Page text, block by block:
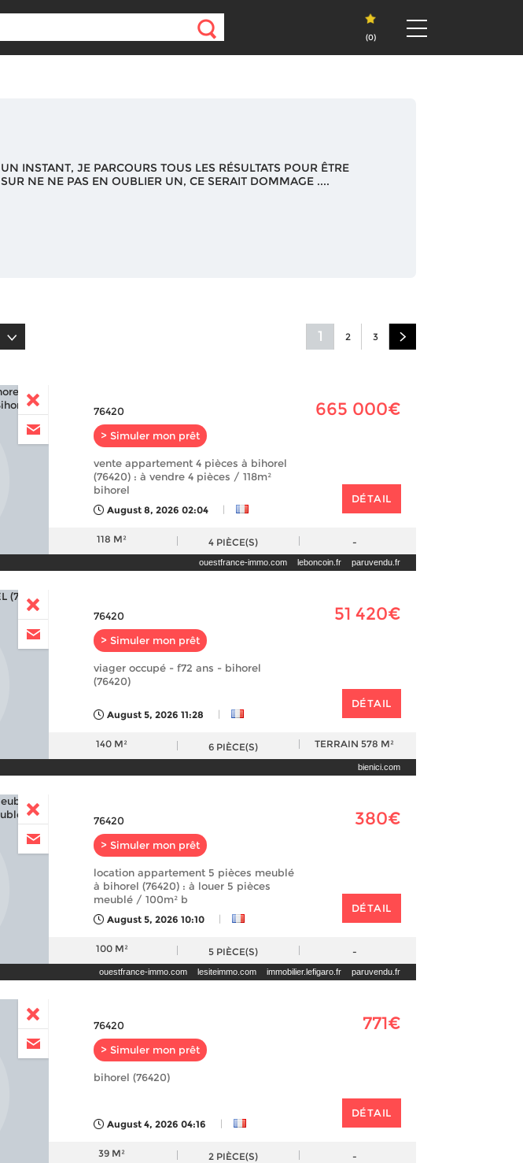
(0)
UN INSTANT, JE PARCOURS TOUS LES RÉSULTATS POUR ÊTRE
SUR NE NE PAS EN OUBLIER UN, CE SERAIT DOMMAGE ....
1 2 3
76420
> Simuler mon prêt
665 000€
vente appartement 4 pièces à bihorel
(76420) : à vendre 4 pièces / 118m²
bihorel
August 8, 2026 02:04 |
DÉTAIL
118 M² 4 PIÈCE(S) -
ouestfrance-immo.com leboncoin.fr paruvendu.fr
76420
> Simuler mon prêt
51 420€
viager occupé - f72 ans - bihorel
(76420)
August 5, 2026 11:28 |
DÉTAIL
140 M² 6 PIÈCE(S) TERRAIN 578 M²
bienici.com
76420
> Simuler mon prêt
380€
location appartement 5 pièces meublé
à bihorel (76420) : à louer 5 pièces
meublé / 100m² b
August 5, 2026 10:10 |
DÉTAIL
100 M² 5 PIÈCE(S) -
ouestfrance-immo.com lesiteimmo.com immobilier.lefigaro.fr paruvendu.fr
76420
> Simuler mon prêt
771€
bihorel (76420)
August 4, 2026 04:16 |
DÉTAIL
39 M² 2 PIÈCE(S) -